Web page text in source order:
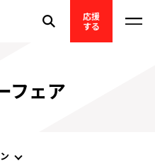
応援
する
フェア